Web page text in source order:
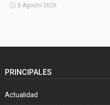
5 Agosto 2026
PRINCIPALES
Actualidad